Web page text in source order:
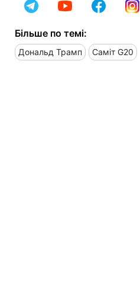
Більше по темі:
Дональд Трамп Саміт G20